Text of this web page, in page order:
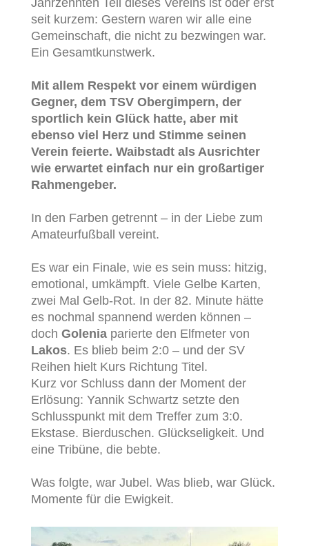
seit kurzem: Gestern waren wir alle eine
Gemeinschaft, die nicht zu bezwingen war.
Ein Gesamtkunstwerk.
Mit allem Respekt vor einem würdigen
Gegner, dem TSV Obergimpern, der
sportlich kein Glück hatte, aber mit
ebenso viel Herz und Stimme seinen
Verein feierte. Waibstadt als Ausrichter
wie erwartet einfach nur ein großartiger
Rahmengeber.
In den Farben getrennt – in der Liebe zum
Amateurfußball vereint.
Es war ein Finale, wie es sein muss: hitzig,
emotional, umkämpft. Viele Gelbe Karten,
zwei Mal Gelb-Rot. In der 82. Minute hätte
es nochmal spannend werden können –
doch Golenia parierte den Elfmeter von
Lakos. Es blieb beim 2:0 – und der SV
Reihen hielt Kurs Richtung Titel.
Kurz vor Schluss dann der Moment der
Erlösung: Yannik Schwartz setzte den
Schlusspunkt mit dem Treffer zum 3:0.
Ekstase. Bierduschen. Glückseligkeit. Und
eine Tribüne, die bebte.
Was folgte, war Jubel. Was blieb, war Glück.
Momente für die Ewigkeit.